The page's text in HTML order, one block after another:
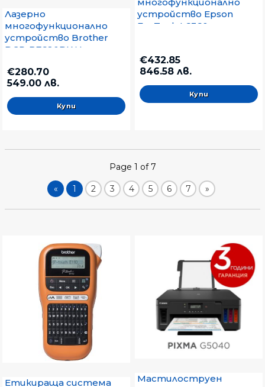
Лазерно
многофункционално
устройство Brother
DCP-B7620DW Laser
€280.70
549.00 лв.
устройство Epson
EcoTank L6360
€432.85
846.58 лв.
Page 1 of 7
« 1 2 3 4 5 6 7 »
Етикираща система
Мастилоструен